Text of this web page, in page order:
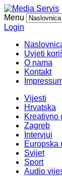
Menu
Login
Uvjeti
O nama
Kontakt
Vijesti
Hrvatska
Kreativno
Zagreb
Intervjui
Europska
Svijet
Sport
Audio